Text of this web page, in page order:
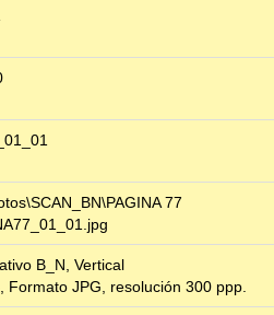
77
B_N, Vertical
Formato JPG, resolución 300 ppp.